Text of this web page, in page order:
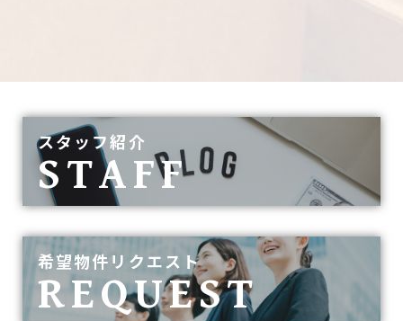
スタッフ紹介
STAFF
希望物件リクエスト
REQUEST